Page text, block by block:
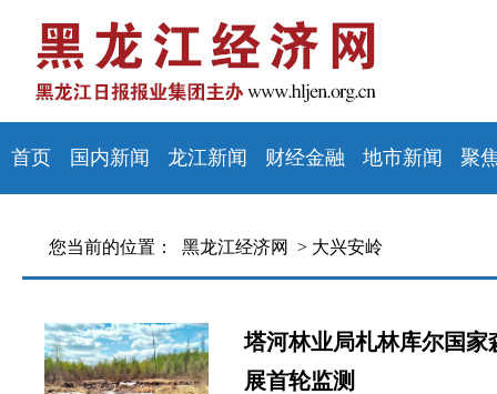
首页 国内新闻 龙江新闻 财经金融 地市新闻 聚
您当前的位置： 黑龙江经济网 > 大兴安岭
塔河林业局札林库尔国
展首轮监测